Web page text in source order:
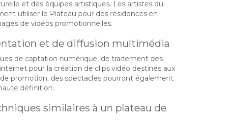
et des équipes artistiques. Les artistes du
utiliser le Plateau pour des résidences en
de vidéos promotionnelles.
et de diffusion multimédia
de captation numérique, de traitement des
pour la création de clips vidéo destinés aux
de promotion, des spectacles pourront également
définition.
similaires à un plateau de